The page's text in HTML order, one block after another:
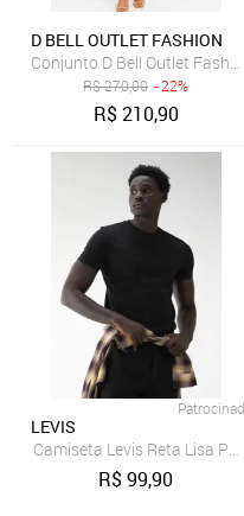
D BELL OUTLET FASHION
Conjunto D Bell Outlet
R$270,00 - 22%
R$210,90
LEVIS
Camiseta Levis Reta Lisa
R$99,90